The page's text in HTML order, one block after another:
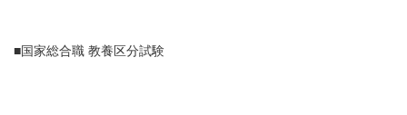
■国家総合職 教養区分試験